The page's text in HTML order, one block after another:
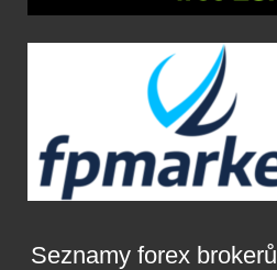
Seznamy forex brokerů